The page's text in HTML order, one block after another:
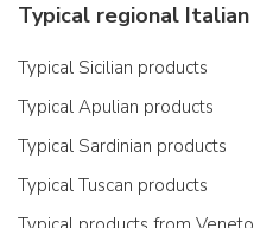
Typical regional
Typical Sicilian products
Typical Apulian products
Typical Sardinian products
Typical Tuscan products